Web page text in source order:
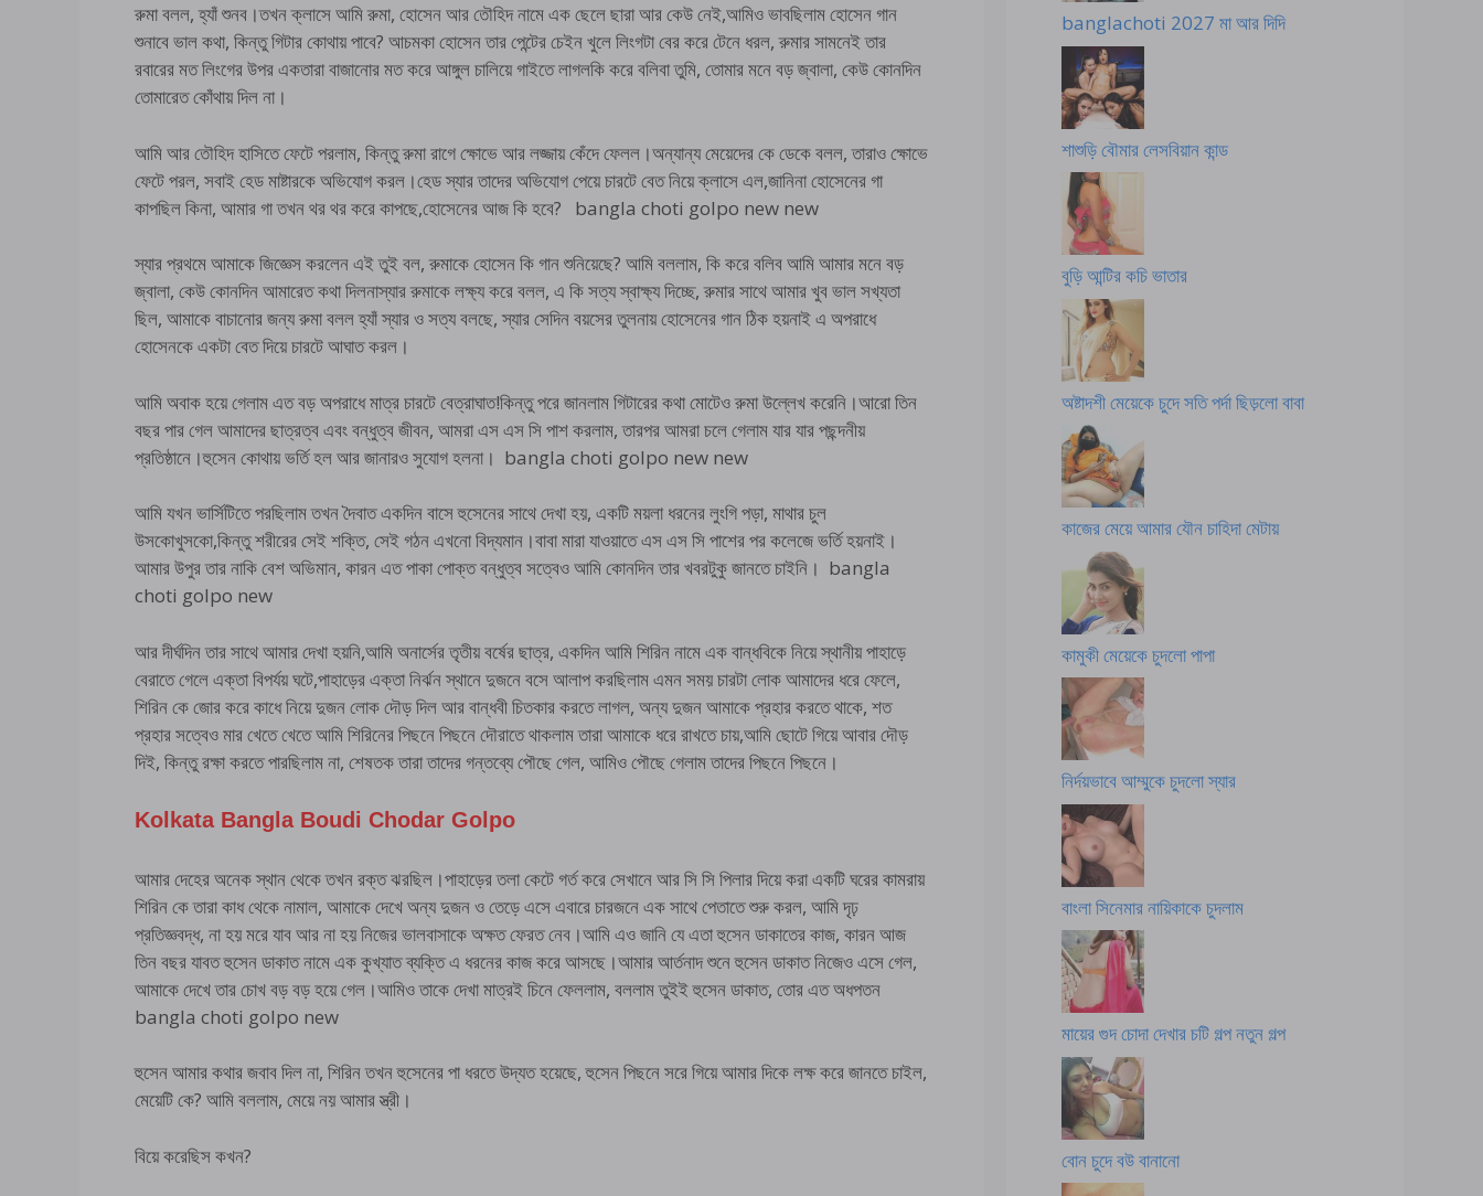
রুমা বলল, হ্যাঁ শুনব।তখন ক্লাসে আমি রুমা, হোসেন আর তৌহিদ নামে এক ছেলে ছারা আর কেউ নেই,আমিও ভাবছিলাম হোসেন গান
শুনাবে ভাল কথা, কিন্তু গিটার কোথায় পাবে? আচমকা হোসেন তার পেন্টের চেইন খুলে লিংগটা বের করে টেনে ধরল, রুমার সামনেই তার
রবারের মত লিংগের উপর একতারা বাজানোর মত করে আঙ্গুল চালিয়ে গাইতে লাগলকি করে বলিবা তুমি, তোমার মনে বড় জ্বালা, কেউ কোনদিন
তোমারেত কোঁথায় দিল না।
আমি আর তৌহিদ হাসিতে ফেটে পরলাম, কিন্তু রুমা রাগে ক্ষোভে আর লজ্জায় কেঁদে ফেলল।অন্যান্য মেয়েদের কে ডেকে বলল, তারাও ক্ষোভে
ফেটে পরল, সবাই হেড মাষ্টারকে অভিযোগ করল।হেড স্যার তাদের অভিযোগ পেয়ে চারটে বেত নিয়ে ক্লাসে এল,জানিনা হোসেনের গা
কাপছিল কিনা, আমার গা তখন থর থর করে কাপছে,হোসেনের আজ কি হবে? bangla choti golpo new new
স্যার প্রথমে আমাকে জিজ্ঞেস করলেন এই তুই বল, রুমাকে হোসেন কি গান শুনিয়েছে? আমি বললাম, কি করে বলিব আমি আমার মনে বড়
জ্বালা, কেউ কোনদিন আমারেত কথা দিলনাস্যার রুমাকে লক্ষ্য করে বলল, এ কি সত্য স্বাক্ষ্য দিচ্ছে, রুমার সাথে আমার খুব ভাল সখ্যতা
ছিল, আমাকে বাচানোর জন্য রুমা বলল হ্যাঁ স্যার ও সত্য বলছে, স্যার সেদিন বয়সের তুলনায় হোসেনের গান ঠিক হয়নাই এ অপরাধে
হোসেনকে একটা বেত দিয়ে চারটে আঘাত করল।
আমি অবাক হয়ে গেলাম এত বড় অপরাধে মাত্র চারটে বেত্রাঘাত!কিন্তু পরে জানলাম গিটারের কথা মোটেও রুমা উল্লেখ করেনি।আরো তিন
বছর পার গেল আমাদের ছাত্রত্ব এবং বন্ধুত্ব জীবন, আমরা এস এস সি পাশ করলাম, তারপর আমরা চলে গেলাম যার যার পছন্দনীয়
প্রতিষ্ঠানে।হুসেন কোথায় ভর্তি হল আর জানারও সুযোগ হলনা। bangla choti golpo new new
আমি যখন ভার্সিটিতে পরছিলাম তখন দৈবাত একদিন বাসে হুসেনের সাথে দেখা হয়, একটি ময়লা ধরনের লুংগি পড়া, মাথার চুল
উসকোখুসকো,কিন্তু শরীরের সেই শক্তি, সেই গঠন এখনো বিদ্যমান।বাবা মারা যাওয়াতে এস এস সি পাশের পর কলেজে ভর্তি হয়নাই।
আমার উপুর তার নাকি বেশ অভিমান, কারন এত পাকা পোক্ত বন্ধুত্ব সত্বেও আমি কোনদিন তার খবরটুকু জানতে চাইনি। bangla
choti golpo new
আর দীর্ঘদিন তার সাথে আমার দেখা হয়নি,আমি অনার্সের তৃতীয় বর্ষের ছাত্র, একদিন আমি শিরিন নামে এক বান্ধবিকে নিয়ে স্থানীয় পাহাড়ে
বেরাতে গেলে এক্তা বিপর্যয় ঘটে,পাহাড়ের এক্তা নির্ঝন স্থানে দুজনে বসে আলাপ করছিলাম এমন সময় চারটা লোক আমাদের ধরে ফেলে,
শিরিন কে জোর করে কাধে নিয়ে দুজন লোক দৌড় দিল আর বান্ধবী চিতকার করতে লাগল, অন্য দুজন আমাকে প্রহার করতে থাকে, শত
প্রহার সত্বেও মার খেতে খেতে আমি শিরিনের পিছনে পিছনে দৌরাতে থাকলাম তারা আমাকে ধরে রাখতে চায়,আমি ছোটে গিয়ে আবার দৌড়
দিই, কিন্তু রক্ষা করতে পারছিলাম না, শেষতক তারা তাদের গন্তব্যে পৌছে গেল, আমিও পৌছে গেলাম তাদের পিছনে পিছনে।
Kolkata Bangla Boudi Chodar Golpo
আমার দেহের অনেক স্থান থেকে তখন রক্ত ঝরছিল।পাহাড়ের তলা কেটে গর্ত করে সেখানে আর সি সি পিলার দিয়ে করা একটি ঘরের কামরায়
শিরিন কে তারা কাধ থেকে নামাল, আমাকে দেখে অন্য দুজন ও তেড়ে এসে এবারে চারজনে এক সাথে পেতাতে শুরু করল, আমি দৃঢ়
প্রতিজ্ঞবদ্ধ, না হয় মরে যাব আর না হয় নিজের ভালবাসাকে অক্ষত ফেরত নেব।আমি এও জানি যে এতা হুসেন ডাকাতের কাজ, কারন আজ
তিন বছর যাবত হুসেন ডাকাত নামে এক কুখ্যাত ব্যক্তি এ ধরনের কাজ করে আসছে।আমার আর্তনাদ শুনে হুসেন ডাকাত নিজেও এসে গেল,
আমাকে দেখে তার চোখ বড় বড় হয়ে গেল।আমিও তাকে দেখা মাত্রই চিনে ফেললাম, বললাম তুইই হুসেন ডাকাত, তোর এত অধপতন
bangla choti golpo new
হুসেন আমার কথার জবাব দিল না, শিরিন তখন হুসেনের পা ধরতে উদ্যত হয়েছে, হুসেন পিছনে সরে গিয়ে আমার দিকে লক্ষ করে জানতে চাইল,
মেয়েটি কে? আমি বললাম, মেয়ে নয় আমার স্ত্রী।
বিয়ে করেছিস কখন?
banglachoti 2027 মা আর দিদি
শাশুড়ি বৌমার লেসবিয়ান কান্ড
বুড়ি আন্টির কচি ভাতার
অষ্টাদশী মেয়েকে চুদে সতি পর্দা ছিড়লো বাবা
কাজের মেয়ে আমার যৌন চাহিদা মেটায়
কামুকী মেয়েকে চুদলো পাপা
নির্দয়ভাবে আম্মুকে চুদলো স্যার
বাংলা সিনেমার নায়িকাকে চুদলাম
মায়ের গুদ চোদা দেখার চটি গল্প নতুন গল্প
বোন চুদে বউ বানানো